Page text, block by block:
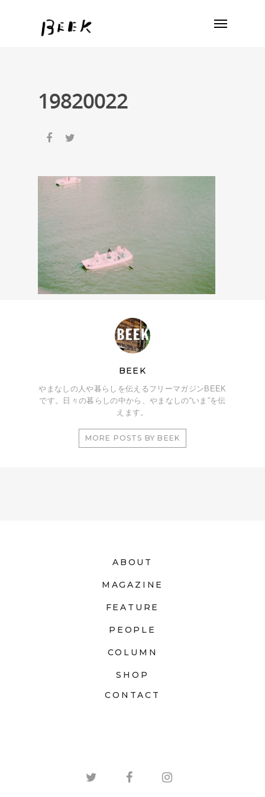
19820022
BEEK
やまなしの人や暮らしを伝えるフリーマガジンBEEK
です。日々の暮らしの中から、やまなしの“いま”を伝
えます。
MORE POSTS BY BEEK
ABOUT
MAGAZINE
FEATURE
PEOPLE
COLUMN
SHOP
CONTACT